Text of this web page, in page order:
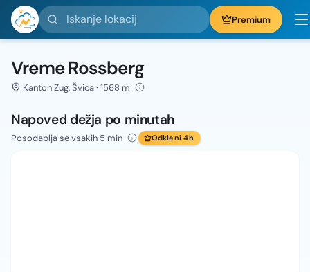
Iskanje lokacij Premium
Vreme Rossberg
Kanton Zug, Švica · 1568 m
Napoved dežja po minutah
Posodablja se vsakih 5 min Odkleni 4h